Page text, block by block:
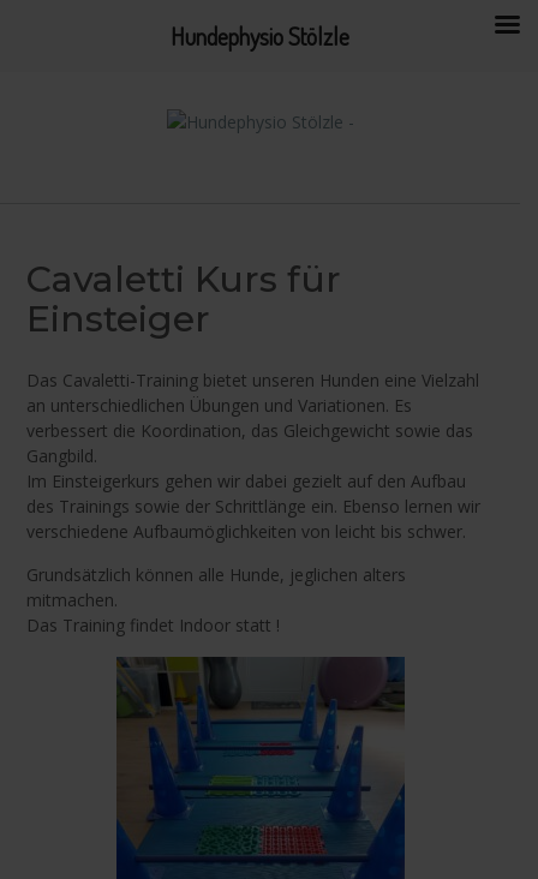
Cavaletti Kurs für
Einsteiger
Das Cavaletti-Training bietet unseren Hunden eine Vielzahl
an unterschiedlichen Übungen und Variationen. Es
verbessert die Koordination, das Gleichgewicht sowie das
Gangbild.
Im Einsteigerkurs gehen wir dabei gezielt auf den Aufbau
des Trainings sowie der Schrittlänge ein. Ebenso lernen wir
verschiedene Aufbaumöglichkeiten von leicht bis schwer.
Grundsätzlich können alle Hunde, jeglichen alters
mitmachen.
Das Training findet Indoor statt !
Hundephysio Stölzle